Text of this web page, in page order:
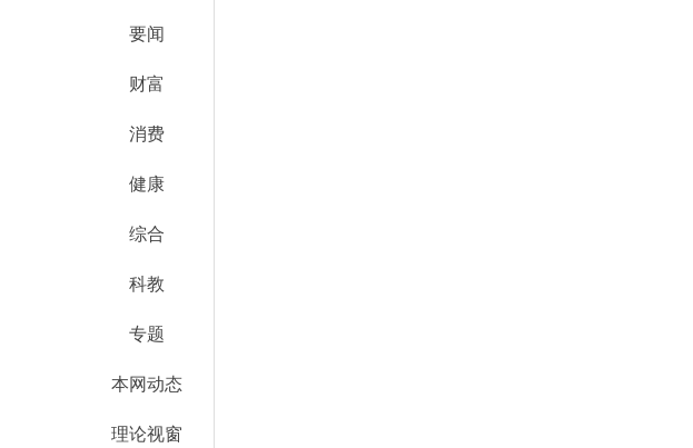
要闻
财富
消费
健康
综合
科教
专题
本网动态
理论视窗